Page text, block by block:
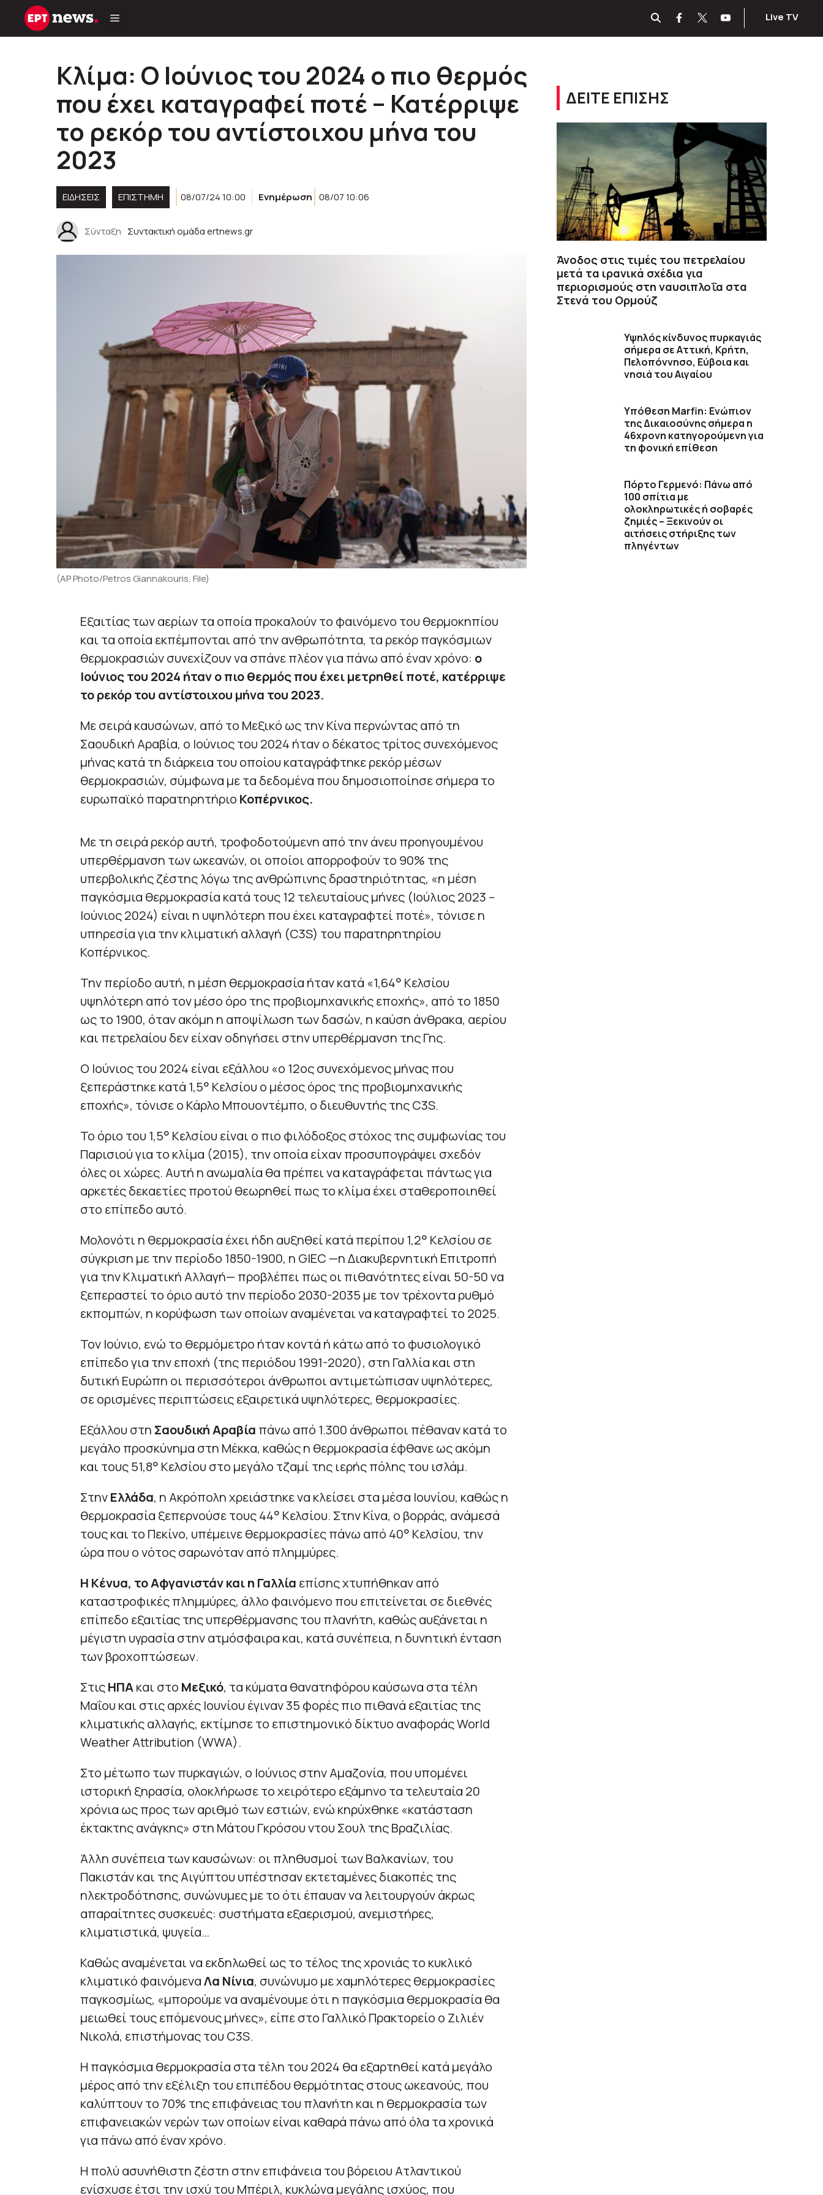
Μετάβαση
Live TV
Κλίμα: Ο Ιούνιος του 2024 ο πιο θερμός
που έχει καταγραφεί ποτέ – Κατέρριψε
το ρεκόρ του αντίστοιχου μήνα του
2023
ΕΙΔΗΣΕΙΣ ΕΠΙΣΤΗΜΗ 08/07/24 10:00 Ενημέρωση 08/07 10:06
Σύνταξη Συντακτική ομάδα ertnews.gr
(AP Photo/Petros Giannakouris, File)
Εξαιτίας των αερίων τα οποία προκαλούν το φαινόμενο του θερμοκηπίου
και τα οποία εκπέμπονται από την ανθρωπότητα, τα ρεκόρ παγκόσμιων
θερμοκρασιών συνεχίζουν να σπάνε πλέον για πάνω από έναν χρόνο: ο
Ιούνιος του 2024 ήταν ο πιο θερμός που έχει μετρηθεί ποτέ, κατέρριψε
το ρεκόρ του αντίστοιχου μήνα του 2023.
Με σειρά καυσώνων, από το Μεξικό ως την Κίνα περνώντας από τη
Σαουδική Αραβία, ο Ιούνιος του 2024 ήταν ο δέκατος τρίτος συνεχόμενος
μήνας κατά τη διάρκεια του οποίου καταγράφτηκε ρεκόρ μέσων
θερμοκρασιών, σύμφωνα με τα δεδομένα που δημοσιοποίησε σήμερα το
ευρωπαϊκό παρατηρητήριο Κοπέρνικος.
Με τη σειρά ρεκόρ αυτή, τροφοδοτούμενη από την άνευ προηγουμένου
υπερθέρμανση των ωκεανών, οι οποίοι απορροφούν το 90% της
υπερβολικής ζέστης λόγω της ανθρώπινης δραστηριότητας, «η μέση
παγκόσμια θερμοκρασία κατά τους 12 τελευταίους μήνες (Ιούλιος 2023 –
Ιούνιος 2024) είναι η υψηλότερη που έχει καταγραφτεί ποτέ», τόνισε η
υπηρεσία για την κλιματική αλλαγή (C3S) του παρατηρητηρίου
Κοπέρνικος.
Την περίοδο αυτή, η μέση θερμοκρασία ήταν κατά «1,64° Κελσίου
υψηλότερη από τον μέσο όρο της προβιομηχανικής εποχής», από το 1850
ως το 1900, όταν ακόμη η αποψίλωση των δασών, η καύση άνθρακα, αερίου
και πετρελαίου δεν είχαν οδηγήσει στην υπερθέρμανση της Γης.
Ο Ιούνιος του 2024 είναι εξάλλου «ο 12ος συνεχόμενος μήνας που
ξεπεράστηκε κατά 1,5° Κελσίου ο μέσος όρος της προβιομηχανικής
εποχής», τόνισε ο Κάρλο Μπουοντέμπο, ο διευθυντής της C3S.
Το όριο του 1,5° Κελσίου είναι ο πιο φιλόδοξος στόχος της συμφωνίας του
Παρισιού για το κλίμα (2015), την οποία είχαν προσυπογράψει σχεδόν
όλες οι χώρες. Αυτή η ανωμαλία θα πρέπει να καταγράφεται πάντως για
αρκετές δεκαετίες προτού θεωρηθεί πως το κλίμα έχει σταθεροποιηθεί
στο επίπεδο αυτό.
Μολονότι η θερμοκρασία έχει ήδη αυξηθεί κατά περίπου 1,2° Κελσίου σε
σύγκριση με την περίοδο 1850-1900, η GIEC —η Διακυβερνητική Επιτροπή
για την Κλιματική Αλλαγή— προβλέπει πως οι πιθανότητες είναι 50-50 να
ξεπεραστεί το όριο αυτό την περίοδο 2030-2035 με τον τρέχοντα ρυθμό
εκπομπών, η κορύφωση των οποίων αναμένεται να καταγραφτεί το 2025.
Τον Ιούνιο, ενώ το θερμόμετρο ήταν κοντά ή κάτω από το φυσιολογικό
επίπεδο για την εποχή (της περιόδου 1991-2020), στη Γαλλία και στη
δυτική Ευρώπη οι περισσότεροι άνθρωποι αντιμετώπισαν υψηλότερες,
σε ορισμένες περιπτώσεις εξαιρετικά υψηλότερες, θερμοκρασίες.
Εξάλλου στη Σαουδική Αραβία πάνω από 1.300 άνθρωποι πέθαναν κατά το
μεγάλο προσκύνημα στη Μέκκα, καθώς η θερμοκρασία έφθανε ως ακόμη
και τους 51,8° Κελσίου στο μεγάλο τζαμί της ιερής πόλης του ισλάμ.
ΣτηνΕλλάδα, η Ακρόπολη χρειάστηκε να κλείσει στα μέσα Ιουνίου, καθώς η
θερμοκρασία ξεπερνούσε τους 44° Κελσίου. Στην Κίνα, ο βορράς, ανάμεσά
τους και το Πεκίνο, υπέμεινε θερμοκρασίες πάνω από 40° Κελσίου, την
ώρα που ο νότος σαρωνόταν από πλημμύρες.
Η Κένυα, το Αφγανιστάν και η Γαλλία επίσης χτυπήθηκαν από
καταστροφικές πλημμύρες, άλλο φαινόμενο που επιτείνεται σε διεθνές
επίπεδο εξαιτίας της υπερθέρμανσης του πλανήτη, καθώς αυξάνεται η
μέγιστη υγρασία στην ατμόσφαιρα και, κατά συνέπεια, η δυνητική ένταση
των βροχοπτώσεων.
ΣτιςΗΠΑκαι στο Μεξικό, τα κύματα θανατηφόρου καύσωνα στα τέλη
Μαΐου και στις αρχές Ιουνίου έγιναν 35 φορές πιο πιθανά εξαιτίας της
κλιματικής αλλαγής, εκτίμησε το επιστημονικό δίκτυο αναφοράς World
Weather Attribution (WWA).
Στο μέτωπο των πυρκαγιών, ο Ιούνιος στην Αμαζονία, που υπομένει
ιστορική ξηρασία, ολοκλήρωσε το χειρότερο εξάμηνο τα τελευταία 20
χρόνια ως προς των αριθμό των εστιών, ενώ κηρύχθηκε «κατάσταση
έκτακτης ανάγκης» στη Μάτου Γκρόσου ντου Σουλ της Βραζιλίας.
Άλλη συνέπεια των καυσώνων: οι πληθυσμοί των Βαλκανίων, του
Πακιστάν και της Αιγύπτου υπέστησαν εκτεταμένες διακοπές της
ηλεκτροδότησης, συνώνυμες με το ότι έπαυαν να λειτουργούν άκρως
απαραίτητες συσκευές: συστήματα εξαερισμού, ανεμιστήρες,
κλιματιστικά, ψυγεία…
Καθώς αναμένεται να εκδηλωθεί ως το τέλος της χρονιάς το κυκλικό
κλιματικό φαινόμεναΛα Νίνια, συνώνυμο με χαμηλότερες θερμοκρασίες
παγκοσμίως, «μπορούμε να αναμένουμε ότι η παγκόσμια θερμοκρασία θα
μειωθεί τους επόμενους μήνες», είπε στο Γαλλικό Πρακτορείο ο Ζιλιέν
Νικολά, επιστήμονας του C3S.
Η παγκόσμια θερμοκρασία στα τέλη του 2024 θα εξαρτηθεί κατά μεγάλο
μέρος από την εξέλιξη του επιπέδου θερμότητας στους ωκεανούς, που
καλύπτουν το 70% της επιφάνειας του πλανήτη και η θερμοκρασία των
επιφανειακών νερών των οποίων είναι καθαρά πάνω από όλα τα χρονικά
για πάνω από έναν χρόνο.
Η πολύ ασυνήθιστη ζέστη στην επιφάνεια του βόρειου Ατλαντικού
ενίσχυσε έτσι την ισχύ του Μπέριλ, κυκλώνα μεγάλης ισχύος, που
ΔΕΙΤΕ ΕΠΙΣΗΣ
Άνοδος στις τιμές του πετρελαίου
μετά τα ιρανικά σχέδια για
περιορισμούς στη ναυσιπλοΐα στα
Στενά του Ορμούζ
Υψηλός κίνδυνος πυρκαγιάς
σήμερα σε Αττική, Κρήτη,
Πελοπόννησο, Εύβοια και
νησιά του Αιγαίου
Υπόθεση Marfin: Ενώπιον
της Δικαιοσύνης σήμερα η
46χρονη κατηγορούμενη για
τη φονική επίθεση
Πόρτο Γερμενό: Πάνω από
100 σπίτια με
ολοκληρωτικές ή σοβαρές
ζημιές – Ξεκινούν οι
αιτήσεις στήριξης των
πληγέντων